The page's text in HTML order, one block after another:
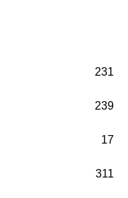
231
239
17
311